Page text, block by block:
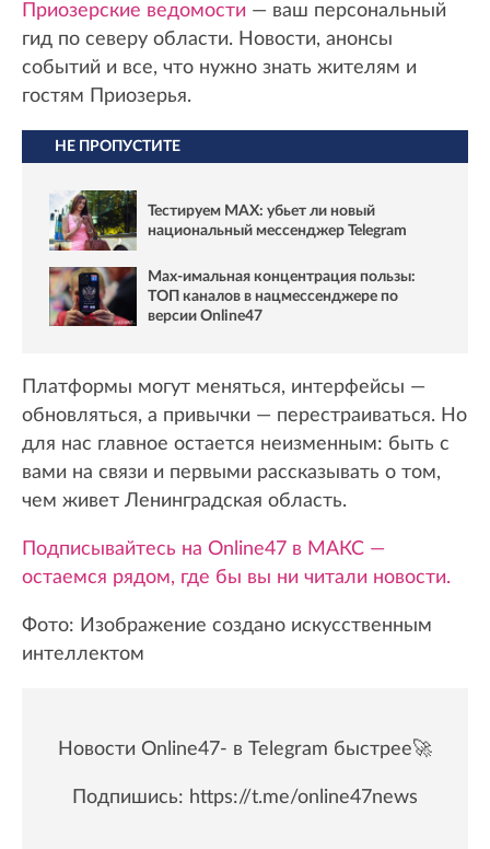
Приозерские ведомости — ваш персональный
гид по северу области. Новости, анонсы
событий и все, что нужно знать жителям и
гостям Приозерья.
НЕ ПРОПУСТИТЕ
Тестируем MAX: убьет ли новый
национальный мессенджер Telegram
Max-имальная концентрация пользы:
ТОП каналов в нацмессенджере по
версии Online47
Платформы могут меняться, интерфейсы —
обновляться, а привычки — перестраиваться. Но
для нас главное остается неизменным: быть с
вами на связи и первыми рассказывать о том,
чем живет Ленинградская область.
Подписывайтесь на Online47 в МАКС —
остаемся рядом, где бы вы ни читали новости.
Фото: Изображение создано искусственным
интеллектом
Новости Online47- в Telegram быстрее🚀
Подпишись: https://t.me/online47news